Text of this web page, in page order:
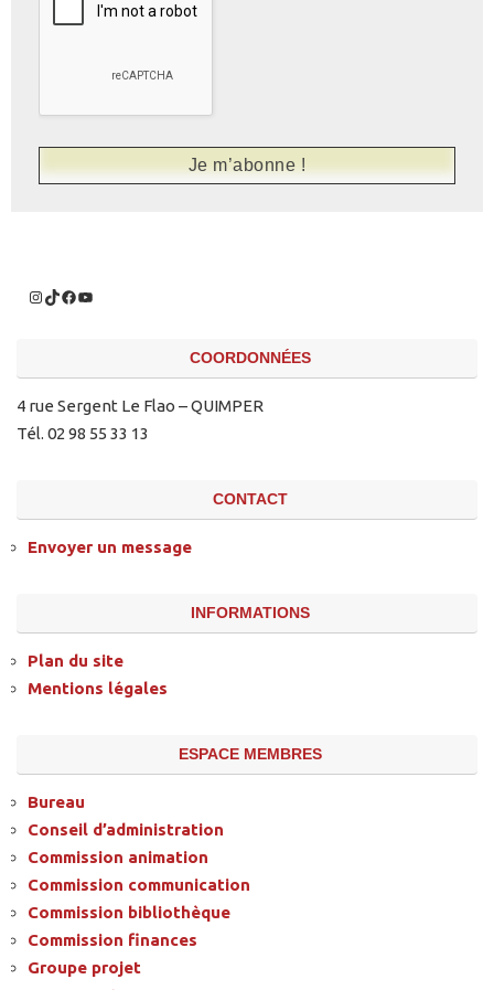
COORDONNÉES
4 rue Sergent Le Flao – QUIMPER
Tél. 02 98 55 33 13
CONTACT
Envoyer un message
INFORMATIONS
Plan du site
Mentions légales
ESPACE MEMBRES
Bureau
Conseil d’administration
Commission animation
Commission communication
Commission bibliothèque
Commission finances
Groupe projet